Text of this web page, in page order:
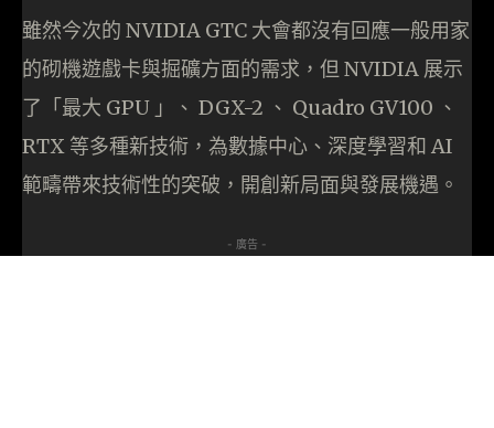
雖然今次的 NVIDIA GTC 大會都沒有回應一般用家
的砌機遊戲卡與掘礦方面的需求，但 NVIDIA 展示
了「最大 GPU 」、 DGX-2 、 Quadro GV100 、
RTX 等多種新技術，為數據中心、深度學習和 AI
範疇帶來技術性的突破，開創新局面與發展機遇。
- 廣告 -